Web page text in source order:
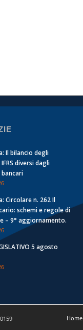
Il bilancio degli
diversi dagli
Circolare n. 262 Il
schemi e regole di
– 9° aggiornamento.
5 agosto
Home